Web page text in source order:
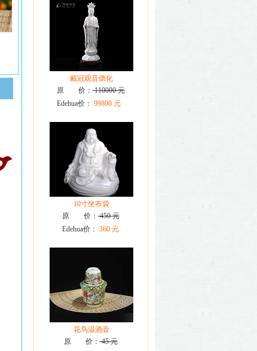
戴冠观音德化
原 价：110000 元
Edehua价： 99800 元
10寸坐布袋
原 价：450 元
Edehua价： 360 元
花鸟温酒壶
原 价：45 元